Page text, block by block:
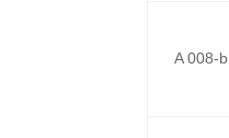
A 008-b